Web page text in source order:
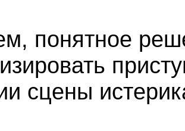
понятное
сцены